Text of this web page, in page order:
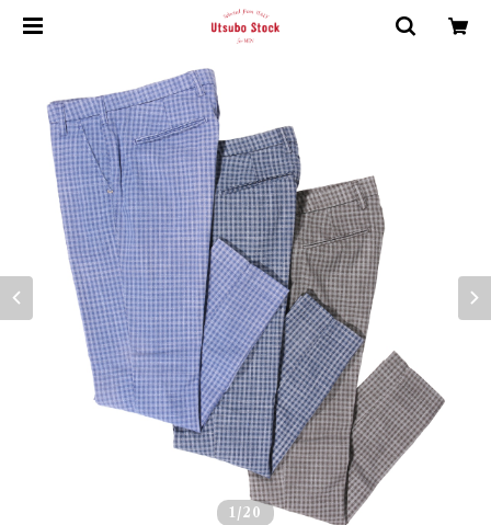
1 /20